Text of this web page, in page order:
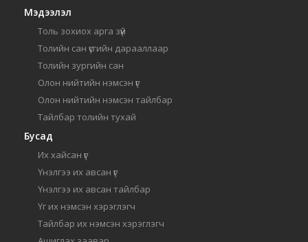
Мэдээлэл
Толь зохиох арга зүй
Толийн сан үсгийн дарааллаар
Толийн зургийн сан
Олон нийтийн нэмсэн үг
Олон нийтийн нэмсэн тайлбар
Тайлбар толийн тухай
Бусад
Их хайсан үг
Үнэлгээ их авсан үг
Үнэлгээ их авсан тайлбар
Үг их нэмсэн хэрэглэгч
Тайлбар их нэмсэн хэрэглэгч